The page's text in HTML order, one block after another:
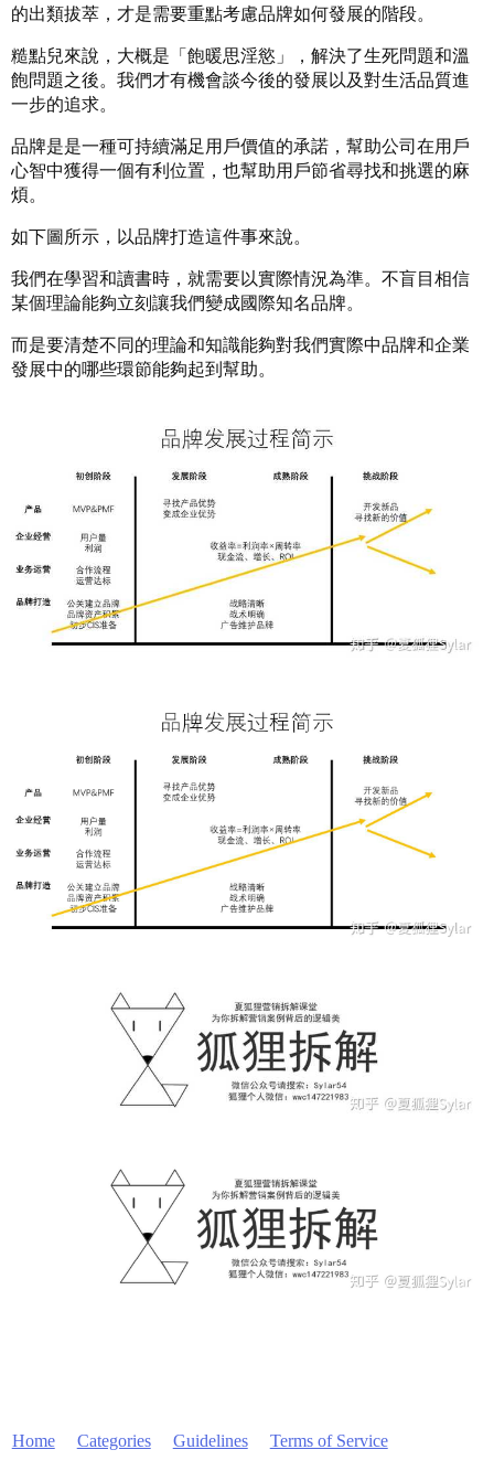
的出類拔萃，才是需要重點考慮品牌如何發展的階段。
糙點兒來說，大概是「飽暖思淫慾」，解決了生死問題和溫
飽問題之後。我們才有機會談今後的發展以及對生活品質進
一步的追求。
品牌是是一種可持續滿足用戶價值的承諾，幫助公司在用戶
心智中獲得一個有利位置，也幫助用戶節省尋找和挑選的麻
煩。
如下圖所示，以品牌打造這件事來說。
我們在學習和讀書時，就需要以實際情況為準。不盲目相信
某個理論能夠立刻讓我們變成國際知名品牌。
而是要清楚不同的理論和知識能夠對我們實際中品牌和企業
發展中的哪些環節能夠起到幫助。
Home Categories Guidelines Terms of Service